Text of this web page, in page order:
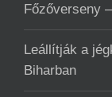
Főzőverseny
Leállítják a
Biharban